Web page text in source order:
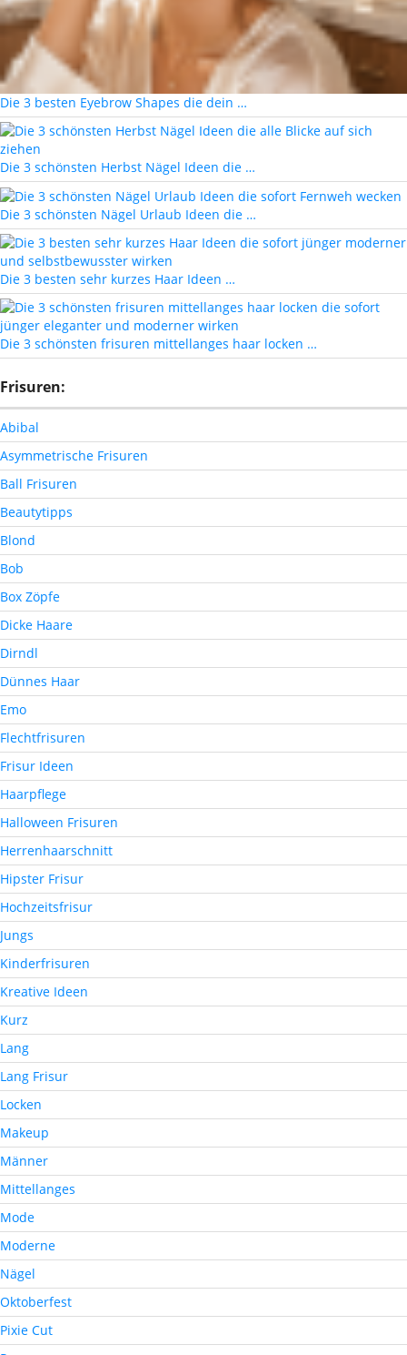
Die 3 besten Eyebrow Shapes die dein …
Die 3 schönsten Herbst Nägel Ideen die …
Die 3 schönsten Nägel Urlaub Ideen die …
Die 3 besten sehr kurzes Haar Ideen …
Die 3 schönsten frisuren mittellanges haar locken …
Frisuren:
Abibal
Asymmetrische Frisuren
Ball Frisuren
Beautytipps
Blond
Bob
Box Zöpfe
Dicke Haare
Dirndl
Dünnes Haar
Emo
Flechtfrisuren
Frisur Ideen
Haarpflege
Halloween Frisuren
Herrenhaarschnitt
Hipster Frisur
Hochzeitsfrisur
Jungs
Kinderfrisuren
Kreative Ideen
Kurz
Lang
Lang Frisur
Locken
Makeup
Männer
Mittellanges
Mode
Moderne
Nägel
Oktoberfest
Pixie Cut